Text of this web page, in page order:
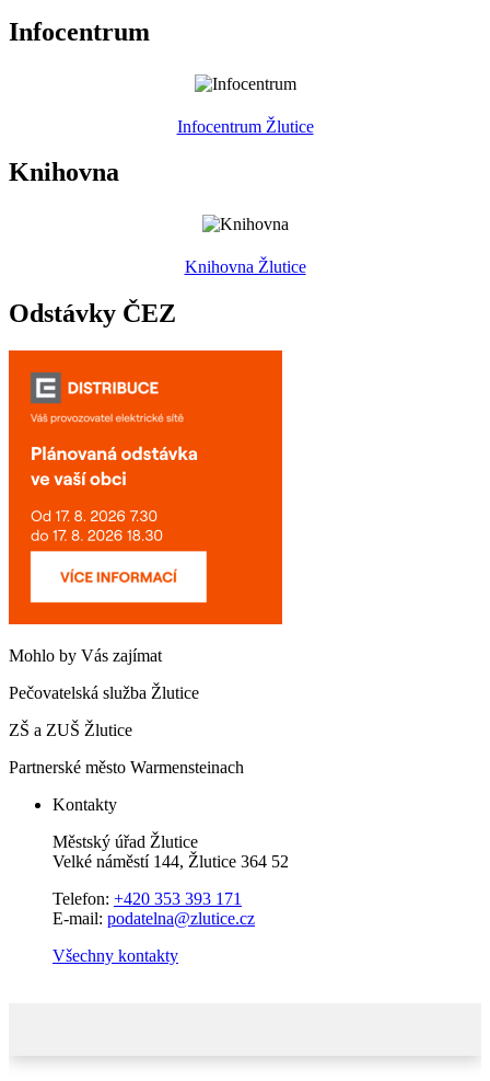
Infocentrum
Infocentrum Žlutice
Knihovna
Knihovna Žlutice
Odstávky ČEZ
Mohlo by Vás zajímat
Pečovatelská služba Žlutice
ZŠ a ZUŠ Žlutice
Partnerské město Warmensteinach
Kontakty
Městský úřad Žlutice
Velké náměstí 144, Žlutice 364 52
Telefon: +420 353 393 171
E-mail: podatelna@zlutice.cz
Všechny kontakty